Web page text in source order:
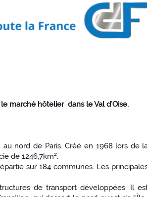
marché hôtelier dans le Val d’Oise.
nord de Paris. Créé en 1968 lors de
de 1246,7km².
sur 184 communes. Les
de transport développées. Il